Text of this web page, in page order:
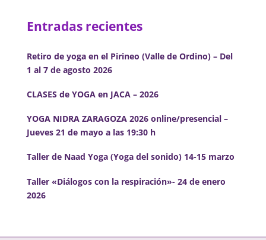
Entradas recientes
Retiro de yoga en el Pirineo (Valle de Ordino) – Del
1 al 7 de agosto 2026
CLASES de YOGA en JACA – 2026
YOGA NIDRA ZARAGOZA 2026 online/presencial –
Jueves 21 de mayo a las 19:30 h
Taller de Naad Yoga (Yoga del sonido) 14-15 marzo
Taller «Diálogos con la respiración»- 24 de enero
2026